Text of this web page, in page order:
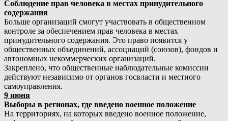
Соблюдение прав человека в местах принудительного
содержания
Больше организаций смогут участвовать в общественном
контроле за обеспечением прав человека в местах
принудительного содержания. Это право появится у
общественных объединений, ассоциаций (союзов), фондов и
автономных некоммерческих организаций.
Закреплено, что общественные наблюдательные комиссии
действуют независимо от органов госвласти и местного
самоуправления.
9 июня
Выборы в регионах, где введено военное положение
На территориях, на которых введено военное положение,